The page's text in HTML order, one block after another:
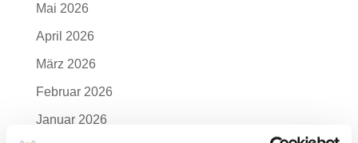
Mai 2026
April 2026
März 2026
Februar 2026
Januar 2026